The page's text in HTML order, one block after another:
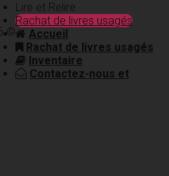
©
Lire et Relire
Rachat de livres usagés
Accueil
Rachat de livres usagés
Inventaire
Contactez-nous et